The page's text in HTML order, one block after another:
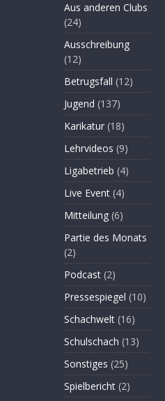
Aus anderen Clubs
(24)
Ausschreibung
(12)
Betrugsfall (12)
Jugend (137)
Karikatur (18)
Lehrvideos (9)
Ligabetrieb (4)
Live Event (4)
Mitteilung (6)
Partie des Monats
(2)
Podcast (2)
Pressespiegel (10)
Schachwelt (16)
Schulschach (13)
Sonstiges (25)
Spielbericht (2)